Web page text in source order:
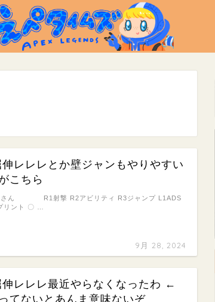
伸レレレとか壁ジャンもやりやすい
こちら
9月 28, 2024
さん R1射撃 R2アビリティ R3ジャンプ L1ADS
リント 〇 …
伸レレレ最近やらなくなったわ ←
てないとあんま意味ないぞ